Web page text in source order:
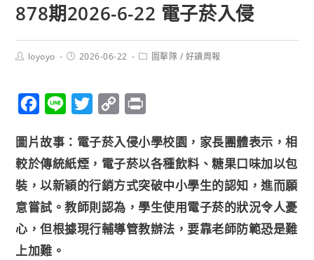
878期2026-6-22 電子菸入侵
loyoyo 2026-06-22 圖擊隊 / 好讀周報
c
e
b
o
o
k
n
e
i
t
t
e
r
p
y
L
i
n
i
n
t
圖片故事：電子菸入侵小學校園，家長團體表示，相
較於傳統紙煙，電子菸以各種飲料、糖果口味加以包
裝，以新穎的行銷方式突破中小學生的認知，進而願
意嘗試。教師則認為，學生使用電子菸的狀況令人憂
心，但根據現行輔導管教辦法，要靠老師防範恐是難
上加難。